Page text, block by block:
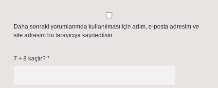
Daha sonraki yorumlarımda kullanılması için adım, e-posta adresim ve
site adresim bu tarayıcıya kaydedilsin.
7 + 8 kaçtır? *